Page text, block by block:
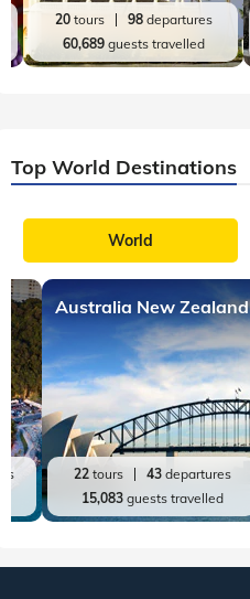
20tours 98departures
60,689guests travelled
Top World Destinations
World
Australia New Zealand
22tours 43departures
15,083guests travelled